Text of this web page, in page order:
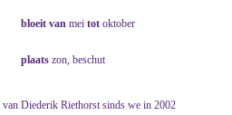
bloeit van mei tot oktober
plaats zon, beschut
van Diederik Riethorst sinds we in 2002